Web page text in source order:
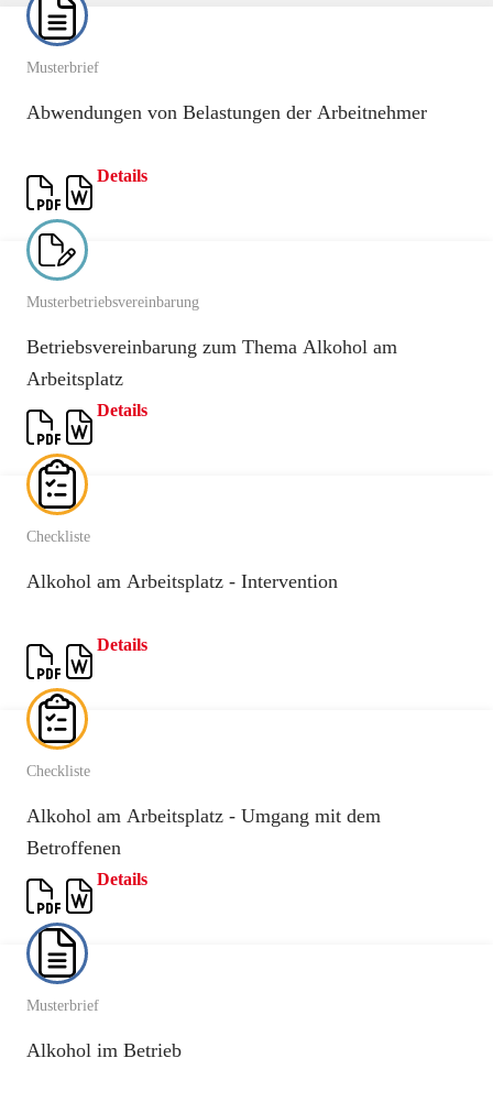
Musterbrief
Abwendungen von Belastungen der Arbeitnehmer
Details
Musterbetriebsvereinbarung
Betriebsvereinbarung zum Thema Alkohol am
Arbeitsplatz
Details
Checkliste
Alkohol am Arbeitsplatz - Intervention
Details
Checkliste
Alkohol am Arbeitsplatz - Umgang mit dem
Betroffenen
Details
Musterbrief
Alkohol im Betrieb